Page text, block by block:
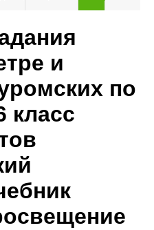
и
по
класс